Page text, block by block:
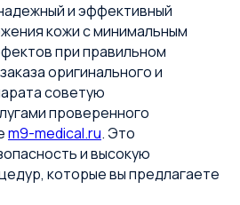
и эффективный
кожи с минимальным
при правильном
оригинального и
советую
проверенного
m9-medical.ru. Это
и высокую
которые вы предлагаете